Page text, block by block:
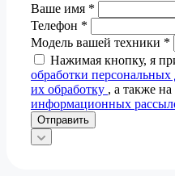
Ваше имя *
Телефон *
Модель вашей техники *
Нажимая кнопку, я
обработки
их обработку , а также на
информационных
Отправить